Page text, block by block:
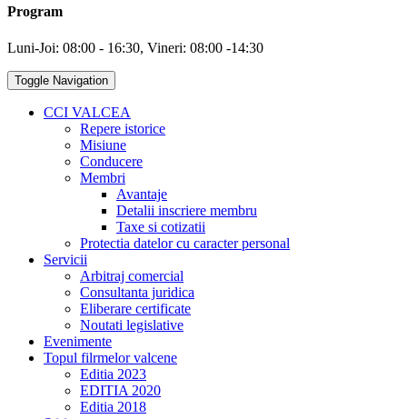
Program
Luni-Joi: 08:00 - 16:30, Vineri: 08:00 -14:30
Toggle Navigation
CCI VALCEA
Repere istorice
Misiune
Conducere
Membri
Avantaje
Detalii inscriere membru
Taxe si cotizatii
Protectia datelor cu caracter personal
Servicii
Arbitraj comercial
Consultanta juridica
Eliberare certificate
Noutati legislative
Evenimente
Topul filrmelor valcene
Editia 2023
EDITIA 2020
Editia 2018